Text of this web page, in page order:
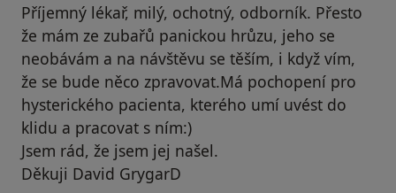
Příjemný lékař, milý, ochotný, odborník. Přesto
že mám ze zubařů panickou hrůzu, jeho se
neobávám a na návštěvu se těším, i když vím,
že se bude něco zpravovat.Má pochopení pro
hysterického pacienta, kterého umí uvést do
klidu a pracovat s ním:)
Jsem rád, že jsem jej našel.
Děkuji David GrygarD